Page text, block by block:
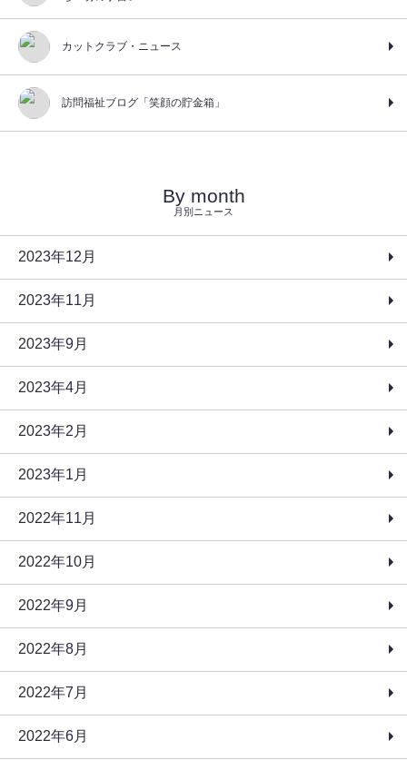
カットクラブ・ニュース
訪問福祉ブログ「笑顔の貯金箱」
By month
月別ニュース
2023年12月
2023年11月
2023年9月
2023年4月
2023年2月
2023年1月
2022年11月
2022年10月
2022年9月
2022年8月
2022年7月
2022年6月